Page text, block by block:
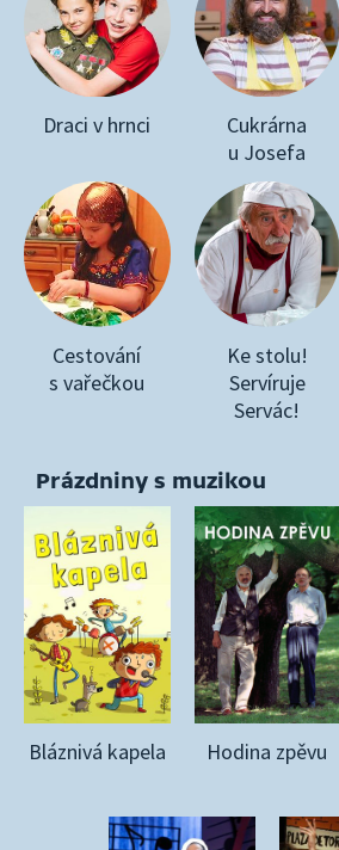
Draci v hrnci
Cukrárna
u Josefa
Cestování
s vařečkou
Ke stolu!
Servíruje
Servác!
Prázdniny s muzikou
Bláznivá kapela Hodina zpěvu